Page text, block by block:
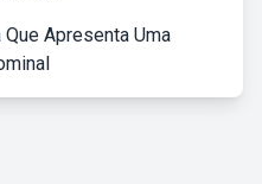
Apresenta Uma